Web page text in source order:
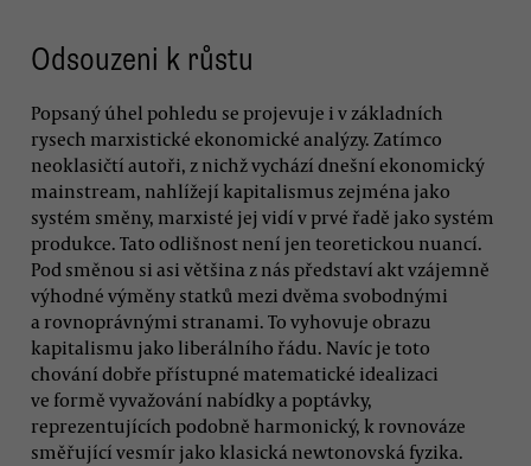
Odsouzeni k růstu
Popsaný úhel pohledu se projevuje i v základních
rysech marxistické ekonomické analýzy. Zatímco
neoklasičtí autoři, z nichž vychází dnešní ekonomický
mainstream, nahlížejí kapitalismus zejména jako
systém směny, marxisté jej vidí v prvé řadě jako systém
produkce. Tato odlišnost není jen teoretickou nuancí.
Pod směnou si asi většina z nás představí akt vzájemně
výhodné výměny statků mezi dvěma svobodnými
a rovnoprávnými stranami. To vyhovuje obrazu
kapitalismu jako liberálního řádu. Navíc je toto
chování dobře přístupné matematické idealizaci
ve formě vyvažování nabídky a poptávky,
reprezentujících podobně harmonický, k rovnováze
směřující vesmír jako klasická newtonovská fyzika.